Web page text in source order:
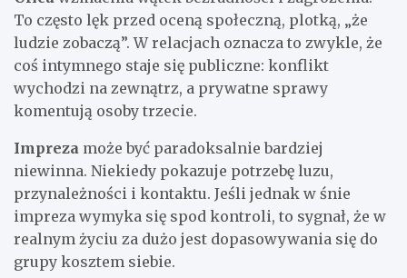
To często lęk przed oceną społeczną, plotką, „że
ludzie zobaczą”. W relacjach oznacza to zwykle, że
coś intymnego staje się publiczne: konflikt
wychodzi na zewnątrz, a prywatne sprawy
komentują osoby trzecie.
Impreza może być paradoksalnie bardziej
niewinna. Niekiedy pokazuje potrzebę luzu,
przynależności i kontaktu. Jeśli jednak w śnie
impreza wymyka się spod kontroli, to sygnał, że w
realnym życiu za dużo jest dopasowywania się do
grupy kosztem siebie.